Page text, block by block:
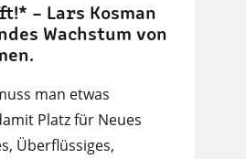
– Lars Kosman
Wachstum von
man etwas
Platz für Neues
Überflüssiges,